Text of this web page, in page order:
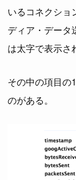
いるコネクショ
ディア・データ
は太字で表示さ
その中の項目の
のがある。